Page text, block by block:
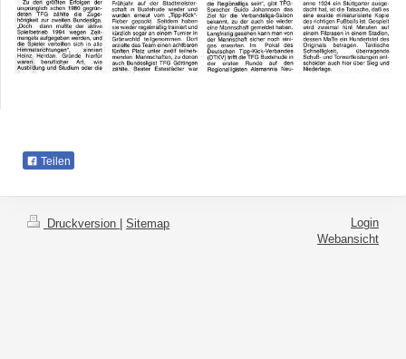
Teilen
Druckversion Sitemap
Login
Webansicht